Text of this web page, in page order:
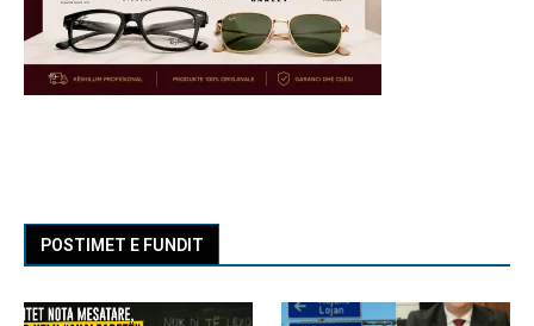
POSTIMET E FUNDIT